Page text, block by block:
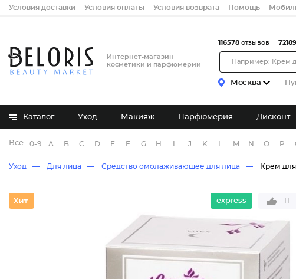
Условия доставки Условия оплаты Условия возврата Помощь
Интернет-магазин
косметики и парфюмерии
Москва
116578 отзывов
Каталог Уход Макияж Парфюмерия Дисконт
Все бренды
0-9 A B C D E F G H J K M N O P
Уход Для лица Средство омолаживающее для лица Крем
express 11